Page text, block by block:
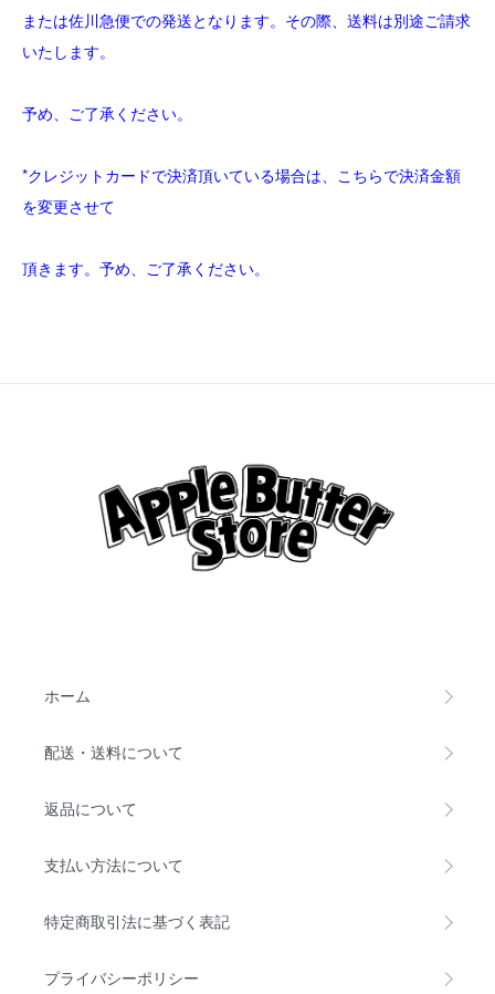
または佐川急便での発送となります。その際、送料は別途ご請求
いたします。
予め、ご了承ください。
*クレジットカードで決済頂いている場合は、こちらで決済金額
を変更させて
頂きます。予め、ご了承ください。
ホーム
配送・送料について
返品について
支払い方法について
特定商取引法に基づく表記
プライバシーポリシー